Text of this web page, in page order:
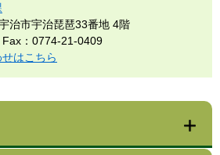
治市宇治琵琶33番地 4階
Fax：0774-21-0409
はこちら